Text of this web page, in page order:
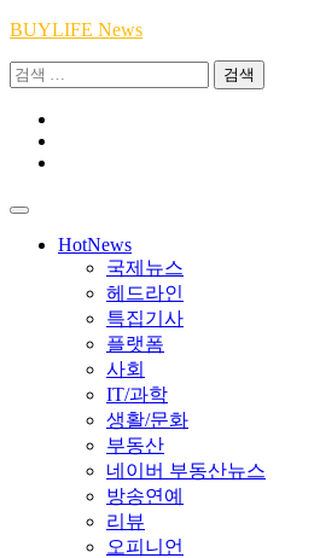
Skip
content
BUYLIFE News
검
HotNews
국제뉴스
헤드라인
특집기사
플랫폼
사회
IT/과학
생활/문화
부동산
네이버 부동산뉴스
방송연예
리뷰
오피니언